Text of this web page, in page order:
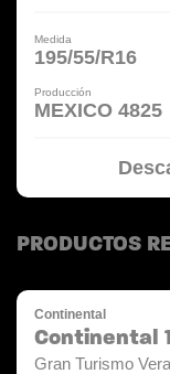
Medida
195/55/R16
Producción
MEXICO 4825
PRODUCTOS
Continental
Continental
Gran Turismo